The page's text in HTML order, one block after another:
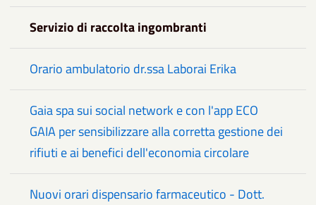
Servizio di raccolta ingombranti
Orario ambulatorio dr.ssa Laborai Erika
Gaia spa sui social network e con l'app ECO
GAIA per sensibilizzare alla corretta gestione dei
rifiuti e ai benefici dell'economia circolare
Nuovi orari dispensario farmaceutico - Dott.